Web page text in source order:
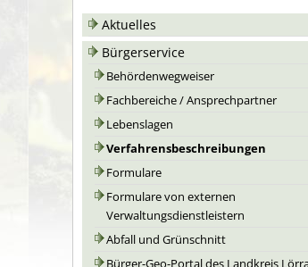
Aktuelles
Bürgerservice
Behördenwegweiser
Fachbereiche / Ansprechpartner
Lebenslagen
Verfahrensbeschreibungen
Formulare
Formulare von externen
Verwaltungsdienstleistern
Abfall und Grünschnitt
Bürger-Geo-Portal des Landkreis